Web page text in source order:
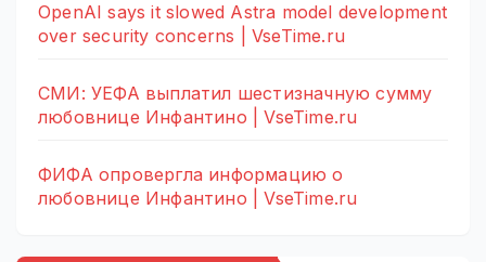
OpenAI says it slowed Astra model development
over security concerns | VseTime.ru
СМИ: УЕФА выплатил шестизначную сумму
любовнице Инфантино | VseTime.ru
ФИФА опровергла информацию о
любовнице Инфантино | VseTime.ru